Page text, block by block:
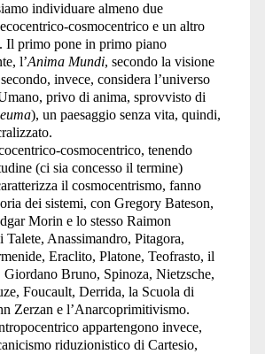
individuare almeno due
cosmocentrico e un altro
Il primo pone in primo piano
l’Anima Mundi, secondo la visione
invece, considera l’universo
privo di anima, sprovvisto di
), un paesaggio senza vita, quindi,
cosmocentrico, tenendo
(ci sia concesso il termine)
il cosmocentrismo, fanno
dei sistemi, con Gregory Bateson,
Morin e lo stesso Raimon
Talete, Anassimandro, Pitagora,
Eraclito, Platone, Teofrasto, il
Bruno, Spinoza, Nietzsche,
Foucault, Derrida, la Scuola di
Zerzan e l’Anarcoprimitivismo.
appartengono invece,
riduzionistico di Cartesio,